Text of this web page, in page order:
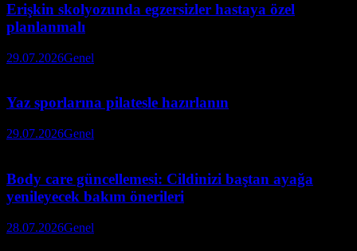
Erişkin skolyozunda egzersizler hastaya özel
planlanmalı
29.07.2026Genel
Yaz sporlarına pilatesle hazırlanın
29.07.2026Genel
Body care güncellemesi: Cildinizi baştan ayağa
yenileyecek bakım önerileri
28.07.2026Genel